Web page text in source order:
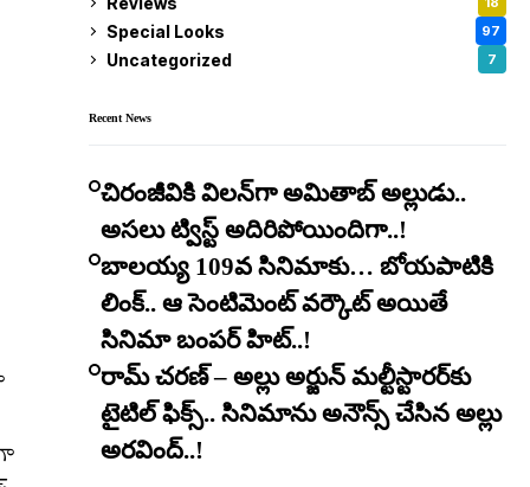
Special Looks 97
Uncategorized 7
Recent News
చిరంజీవికి విలన్‌గా అమితాబ్ అల్లుడు..
అసలు ట్విస్ట్ అదిరిపోయిందిగా..!
బాలయ్య 109వ సినిమాకు… బోయపాటికి
లింక్.. ఆ సెంటిమెంట్ వర్కౌట్ అయితే
సినిమా బంపర్ హిట్..!
రామ్ చరణ్ – అల్లు అర్జున్ మల్టీస్టారర్​కు
టైటిల్ ఫిక్స్.. సినిమాను అనౌన్స్ చేసిన అల్లు
అరవింద్..!